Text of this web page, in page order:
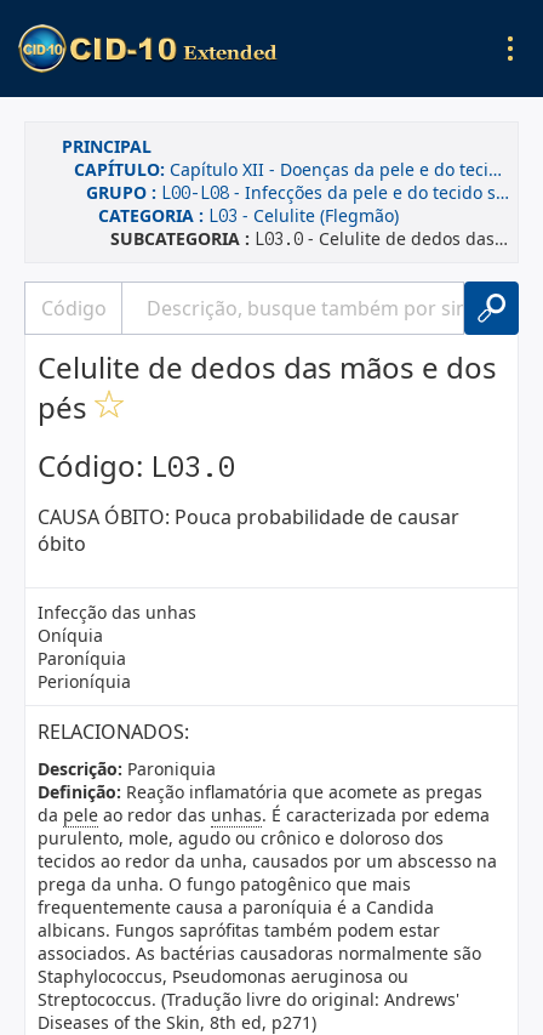
PRINCIPAL
CAPÍTULO: Capítulo XII - Doenças da pele e do tecido subcutâneo
GRUPO : L00-L08 - Infecções da pele e do tecido subcutâneo
CATEGORIA : L03 - Celulite (Flegmão)
SUBCATEGORIA : L03.0 - Celulite de dedos das mãos e dos pés
Celulite de dedos das mãos e dos
pés
Código: L03.0
CAUSA ÓBITO: Pouca probabilidade de causar
óbito
Infecção das unhas
Oníquia
Paroníquia
Perioníquia
RELACIONADOS:
Descrição: Paroniquia
Definição: Reação inflamatória que acomete as pregas
da pele ao redor das unhas. É caracterizada por edema
purulento, mole, agudo ou crônico e doloroso dos
tecidos ao redor da unha, causados por um abscesso na
prega da unha. O fungo patogênico que mais
frequentemente causa a paroníquia é a Candida
albicans. Fungos saprófitas também podem estar
associados. As bactérias causadoras normalmente são
Staphylococcus, Pseudomonas aeruginosa ou
Streptococcus. (Tradução livre do original: Andrews'
Diseases of the Skin, 8th ed, p271)